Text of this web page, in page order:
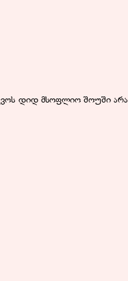
დიდ მსოფლიო შოუში არა